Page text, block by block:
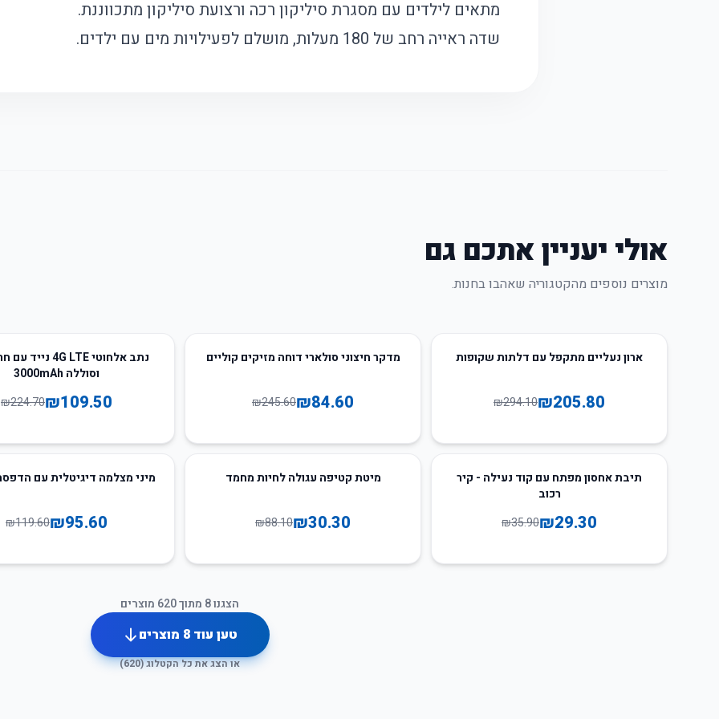
מתאים לילדים עם מסגרת סיליקון רכה ורצועת סיליקון מתכווננת.
שדה ראייה רחב של 180 מעלות, מושלם לפעילויות מים עם ילדים.
אולי יעניין אתכם גם
מוצרים נוספים מהקטגוריה שאהבו בחנות.
30
ארון נעליים מתקפל עם דלתות שקופות
₪205.80
₪294.10
66
מדקר חיצוני סולארי דוחה מזיקים קוליים
₪84.60
₪245.60
51
וסוללה 3000mAh
₪109.50
₪224.70
18
תיבת אחסון מפתח עם קוד נעילה - קיר
רכוב
₪29.30
₪35.90
מיטת קטיפה עגולה לחיות מחמד
₪30.30
₪88.10
20%מיני מצלמה דיגיטלית עם
₪95.60
₪119.60
הצגנו8 מתוך620 מוצרים
טען עוד8 מוצרים
או הצג את כל הקטלוג (620
)